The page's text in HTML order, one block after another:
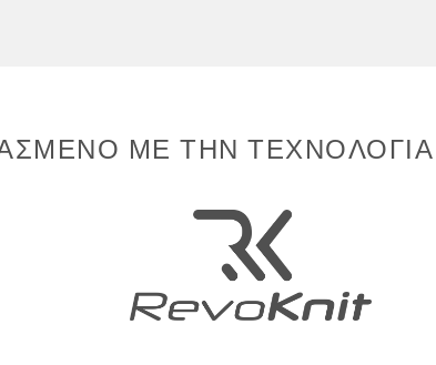
ΜΕ ΤΗΝ ΤΕΧΝΟΛΟΓΊΑ